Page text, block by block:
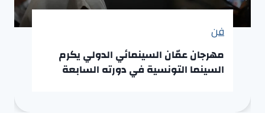
فن
مهرجان عمّان السينمائي الدولي يكرم
السينما التونسية في دورته السابعة